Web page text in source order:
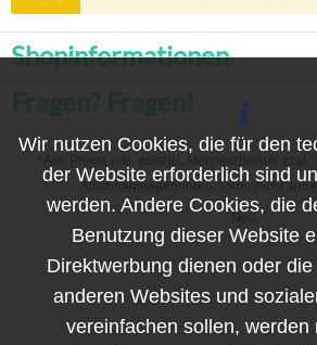
Shopinformationen
Nachnahmegebühren, wenn nicht
Wir nutzen Cookies, die für den
der Website erforderlich sind
werden. Andere Cookies, die
Benutzung dieser Website
Direktwerbung dienen oder
anderen Websites und
vereinfachen sollen, werden